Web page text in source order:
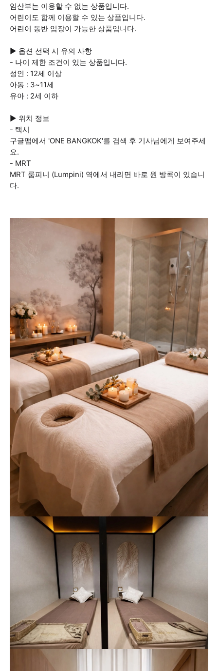
임산부는 이용할 수 없는 상품입니다.
어린이도 함께 이용할 수 있는 상품입니다.
어린이 동반 입장이 가능한 상품입니다.
▶ 옵션 선택 시 유의 사항
- 나이 제한 조건이 있는 상품입니다.
성인 : 12세 이상
아동 : 3~11세
유아 : 2세 이하
▶ 위치 정보
- 택시
구글맵에서 'ONE BANGKOK'를 검색 후 기사님에게 보여주세
요.
- MRT
MRT 룸피니 (Lumpini) 역에서 내리면 바로 원 방콕이 있습니
다.